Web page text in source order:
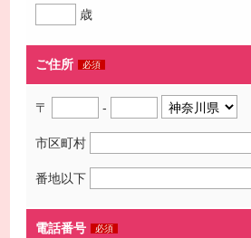
歳
ご住所 必須
〒 -
市区町村
番地以下
電話番号 必須